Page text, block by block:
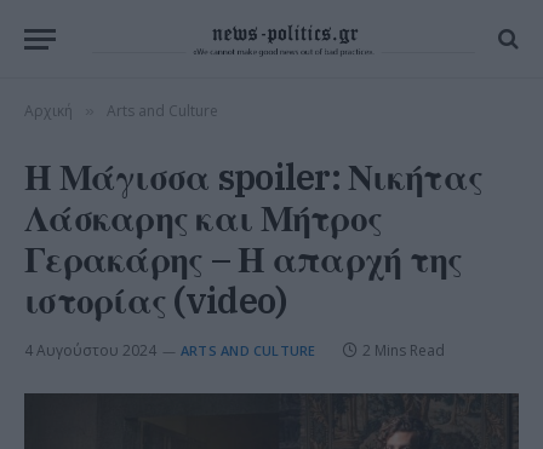
Αρχική Arts and Culture
Η Μάγισσα spoiler: Νικήτας
Λάσκαρης και Μήτρος
Γερακάρης – Η απαρχή της
ιστορίας (video)
4 Αυγούστου 2024 ARTS AND CULTURE 2 Mins Read